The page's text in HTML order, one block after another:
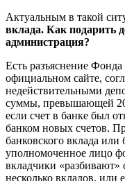
Актуальным в такой
вклада. Как подарить
администрация?
Есть разъяснение
официальном сайте,
недействительными
суммы, превышающей
если счет в банке был
банком новых счетов.
банковского вклада
уполномоченное лицо
вкладчики
несколько вкладов, или